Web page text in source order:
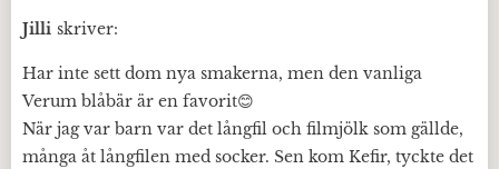
Jilli skriver:
Har inte sett dom nya smakerna, men den vanliga
Verum blåbär är en favorit😊
När jag var barn var det långfil och filmjölk som gällde,
många åt långfilen med socker. Sen kom Kefir, tyckte det